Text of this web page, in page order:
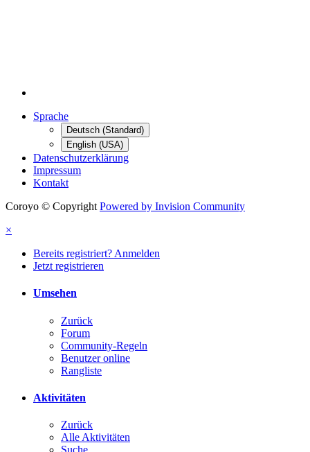
Sprache
Deutsch (Standard)
English (USA)
Datenschutzerklärung
Impressum
Kontakt
Coroyo © Copyright Powered by Invision Community
×
Bereits registriert? Anmelden
Jetzt registrieren
Umsehen
Zurück
Forum
Community-Regeln
Benutzer online
Rangliste
Aktivitäten
Zurück
Alle Aktivitäten
Suche